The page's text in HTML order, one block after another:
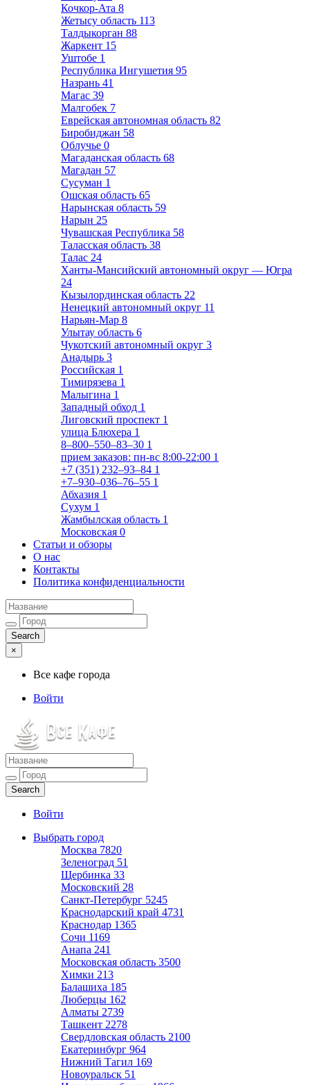
Кочкор-Ата 8
Жетысу область 113
Талдыкорган 88
Жаркент 15
Уштобе 1
Республика Ингушетия 95
Назрань 41
Магас 39
Малгобек 7
Еврейская автономная область 82
Биробиджан 58
Облучье 0
Магаданская область 68
Магадан 57
Сусуман 1
Ошская область 65
Нарынская область 59
Нарын 25
Чувашская Республика 58
Таласская область 38
Талас 24
Ханты-Мансийский автономный округ — Югра
24
Кызылординская область 22
Ненецкий автономный округ 11
Нарьян-Мар 8
Улытау область 6
Чукотский автономный округ 3
Анадырь 3
Российская 1
Тимирязева 1
Малыгина 1
Западный обход 1
Лиговский проспект 1
улица Блюхера 1
8‒800‒550‒83‒30 1
прием заказов: пн-вс 8:00-22:00 1
+7 (351) 232‒93‒84 1
+7‒930‒036‒76‒55 1
Абхазия 1
Сухум 1
Жамбылская область 1
Московская 0
Статьи и обзоры
О нас
Контакты
Политика конфиденциальности
×
Все кафе города
Войти
Все кафе города
Каталог хороших кафе
Войти
Выбрать город
Москва 7820
Зеленоград 51
Щербинка 33
Московский 28
Санкт-Петербург 5245
Краснодарский край 4731
Краснодар 1365
Сочи 1169
Анапа 241
Московская область 3500
Химки 213
Балашиха 185
Люберцы 162
Алматы 2739
Ташкент 2278
Свердловская область 2100
Екатеринбург 964
Нижний Тагил 169
Новоуральск 51